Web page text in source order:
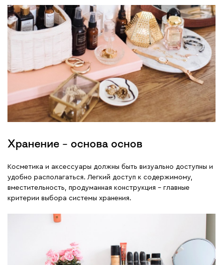
Хранение – основа основ
Косметика и аксессуары должны быть визуально доступны и
удобно располагаться. Легкий доступ к содержимому,
вместительность, продуманная конструкция – главные
критерии выбора системы хранения.